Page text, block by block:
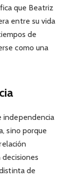
que Beatriz
entre su vida
de
como una
independencia
sino porque
de